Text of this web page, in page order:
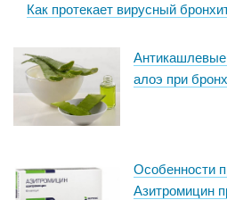
Как протекает вирусный
алоэ при
Особенности
Азитромицин